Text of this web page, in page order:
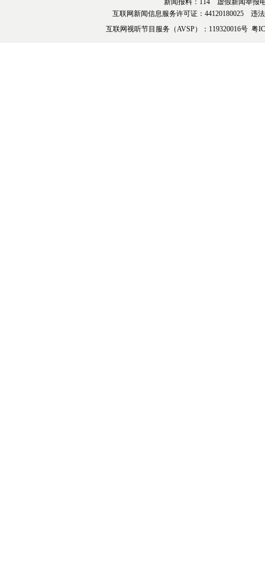
新闻报料：114 虚假新闻举报电
互联网新闻信息服务许可证：44120180025 违
互联网视听节目服务（AVSP）：119320016号粤